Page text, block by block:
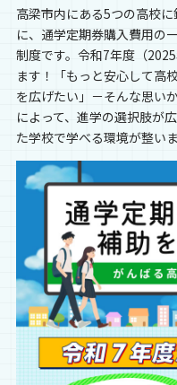
高梁市内にある5つの高校
に、通学定期券購入費用の
制度です。令和7年度（
ます！「もっと安心して高
を広げたい」－そんな思い
によって、進学の選択肢が
た学校で学べる環境が整いま